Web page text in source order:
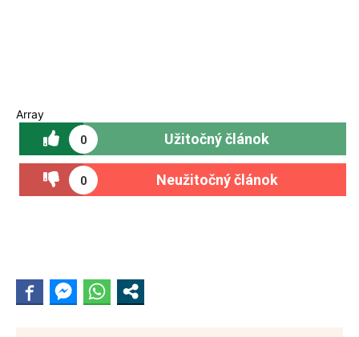
Array
0 Užitočný článok
0 Neužitočný článok